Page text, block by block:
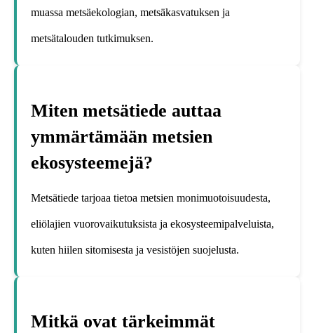
muassa metsäekologian, metsäkasvatuksen ja
metsätalouden tutkimuksen.
Miten metsätiede auttaa
ymmärtämään metsien
ekosysteemejä?
Metsätiede tarjoaa tietoa metsien monimuotoisuudesta,
eliölajien vuorovaikutuksista ja ekosysteemipalveluista,
kuten hiilen sitomisesta ja vesistöjen suojelusta.
Mitkä ovat tärkeimmät